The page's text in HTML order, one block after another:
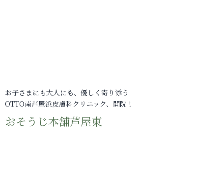
お子さまにも大人にも、優しく寄り添う
OTTO南芦屋浜皮膚科クリニック、開院！
おそうじ本舗芦屋東